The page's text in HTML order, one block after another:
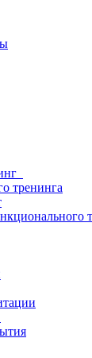
тренинга